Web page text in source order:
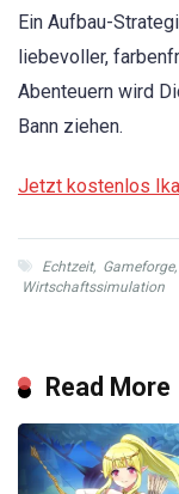
Ein Aufbau-
liebevoller,
Abenteuern wird
Bann ziehen.
Jetzt kostenlos
Echtzeit, Gameforge,
Wirtschaftssimulation
Read More